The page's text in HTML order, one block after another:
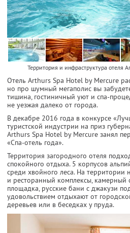
Территория и инфраструктура отеля
Отель Arthurs Spa Hotel by Mercure
но про шумный мегаполис вы
тишина, гостиничный уют и спа-
не уезжая далеко от города.
В декабре 2016 года в конкурсе
туристской индустрии на приз
Arthurs Spa Hotel by Mercure занял
«Спа-отель года».
Территория загородного отеля
спокойного отдыха. 5 корпусов
среди хвойного леса. На территории
и ресторанный комплексы, камерный
площадка, русские бани с джакузи
удовольствием отдыхают от
деревьев или в беседках у пруда.